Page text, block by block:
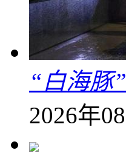
“白海豚
2026年